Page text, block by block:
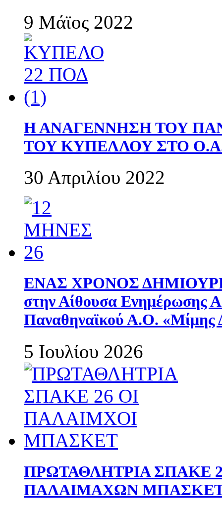
9 Μάϊος 2022
Η ΑΝΑΓΕΝΝΗΣΗ ΤΟΥ
ΤΟΥ ΚΥΠΕΛΛΟΥ ΣΤΟ
30 Απριλίου 2022
ΕΝΑΣ ΧΡΟΝΟΣ
στην Αίθουσα Ενημέρωσης
Παναθηναϊκού Α.Ο. «Μίμης
5 Ιουλίου 2026
ΠΡΩΤΑΘΛΗΤΡΙΑ ΣΠΑΚΕ
ΠΑΛΑΙΜΑΧΩΝ